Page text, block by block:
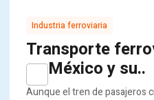
Industria ferroviaria
Transporte
en México y su..
Aunque el tren de pasajeros